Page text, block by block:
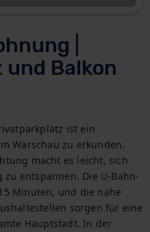
|
Balkon
ist ein
Warschau zu erkunden.
macht es leicht, sich
entspannen. Die U-Bahn-
Minuten, und die nahe
sorgen für eine
Hauptstadt. In der